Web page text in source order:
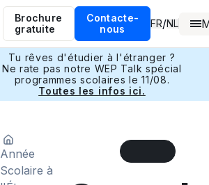
Brochure
gratuite
Contacte-
nous
FR/NL
Tu rêves d'étudier à l'étranger ?
Ne rate pas notre WEP Talk spécial
programmes scolaires le 11/08.
Toutes les infos ici.
Année
Scolaire à